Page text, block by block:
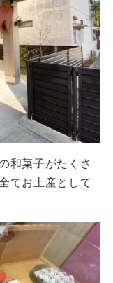
和菓子がたくさ
てお土産として